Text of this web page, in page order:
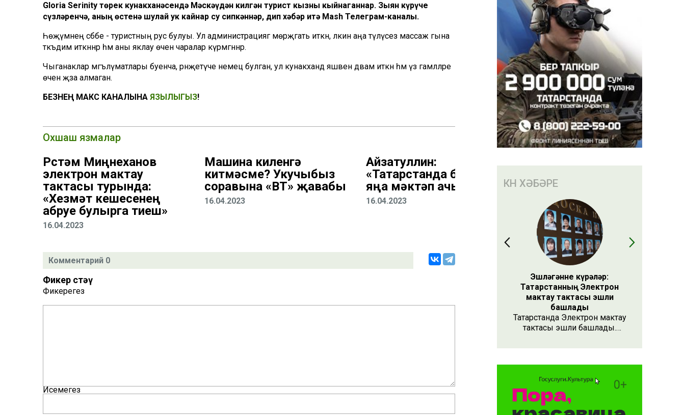
Gloria Serinity төрек кунакханәсендә Мәскәүдән килгән турист кызны кыйнаганнар. Зыян күрүче
сүзләренчә, аның өстенә шулай ук кайнар су сипкәннәр, дип хәбәр итә Mash Телеграм-каналы.
Һөҗүмнең сәбәбе - туристның рус булуы. Ул администрациягә мөрәҗәгать иткән, ләкин аңа түләүсез массаж гына
тәкъдим иткәннәр һәм аны яклау өчен чаралар күрмәгәннәр.
Чыганаклар мәгълүматлары буенча, рәнҗетүче немец булган, ул кунакханәдә яшәвен дәвам иткән һәм үз гамәлләре
өчен җәза алмаган.
БЕЗНЕҢ МАКС КАНАЛЫНА ЯЗЫЛЫГЫЗ!
Охшаш язмалар
Рөстәм Миңнеханов
электрон мактау
тактасы турында:
«Хезмәт кешесенең
абруе булырга тиеш»
16.04.2023
Машина киленгә
китмәсме? Укучыбыз
соравына «ВТ» җавабы
16.04.2023
Айзатуллин:
«Татарстанда быел биш
яңа мәктәп ачылачак»
16.04.2023
Комментарий 0
Фикер өстәү
Фикерегез
Исемегез
КӨН ХӘБӘРЕ
Эшләгәнне күрәләр:
Татарстанның Электрон
мактау тактасы эшли
башлады
Татарстанда Электрон мактау
тактасы эшли башлады.
күрсәтүнең заманча алымы
тупланган. Исемлекне ел
саен яңартып торачаклар.
Лаеклыларга исә махсус
таныклык та бирәчәкләр.